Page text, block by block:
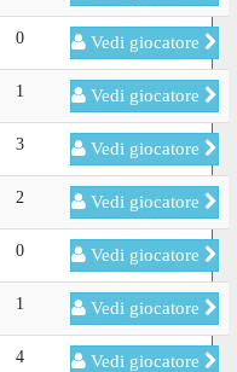
0 Vedi giocatore
1 Vedi giocatore
3 Vedi giocatore
2 Vedi giocatore
0 Vedi giocatore
1 Vedi giocatore
4 Vedi giocatore